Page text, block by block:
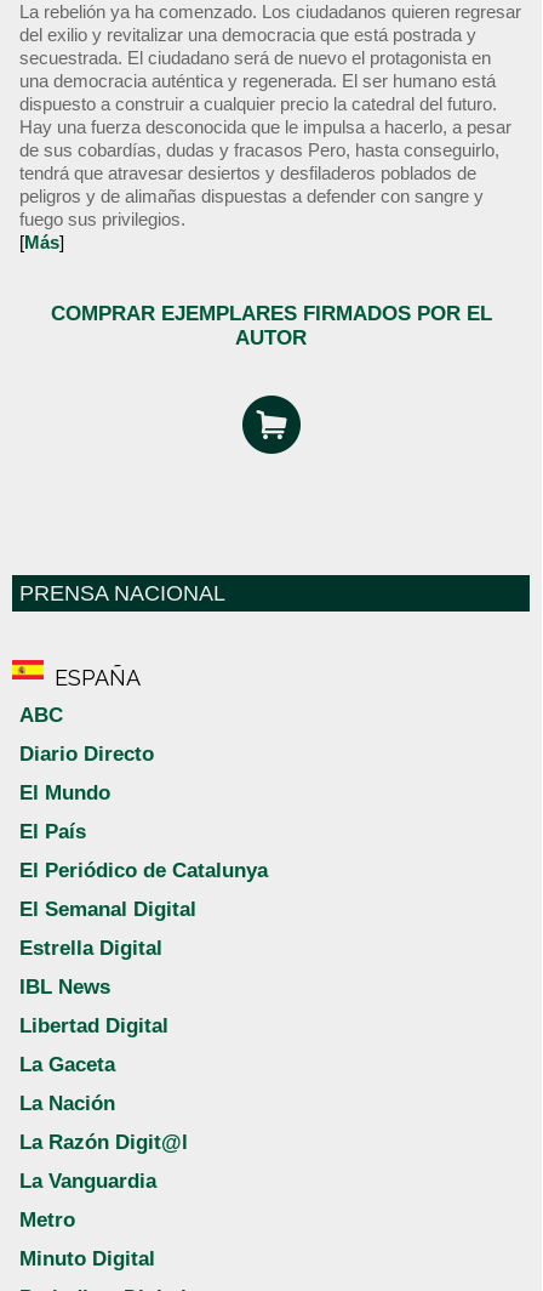
La rebelión ya ha comenzado. Los ciudadanos quieren regresar
del exilio y revitalizar una democracia que está postrada y
secuestrada. El ciudadano será de nuevo el protagonista en
una democracia auténtica y regenerada. El ser humano está
dispuesto a construir a cualquier precio la catedral del futuro.
Hay una fuerza desconocida que le impulsa a hacerlo, a pesar
de sus cobardías, dudas y fracasos Pero, hasta conseguirlo,
tendrá que atravesar desiertos y desfiladeros poblados de
peligros y de alimañas dispuestas a defender con sangre y
fuego sus privilegios.
[Más]
COMPRAR EJEMPLARES FIRMADOS POR EL
AUTOR
PRENSA NACIONAL
ESPAÑA
ABC
Diario Directo
El Mundo
El País
El Periódico de Catalunya
El Semanal Digital
Estrella Digital
IBL News
Libertad Digital
La Gaceta
La Nación
La Razón Digit@l
La Vanguardia
Metro
Minuto Digital